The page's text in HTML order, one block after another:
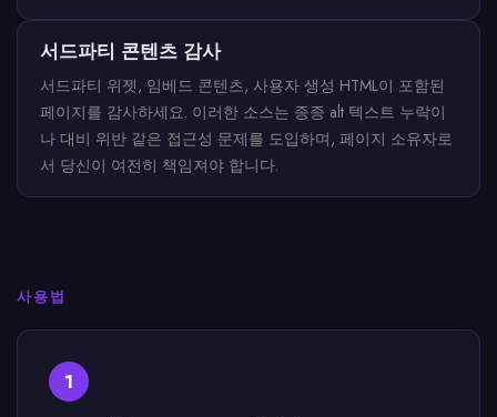
서드파티 콘텐츠 감사
서드파티 위젯, 임베드 콘텐츠, 사용자 생성 HTML이 포함된
페이지를 감사하세요. 이러한 소스는 종종 alt 텍스트 누락이
나 대비 위반 같은 접근성 문제를 도입하며, 페이지 소유자로
서 당신이 여전히 책임져야 합니다.
사용법
1